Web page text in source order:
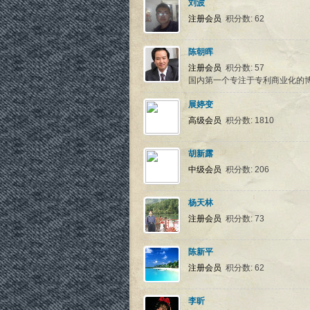
刘波
注册会员 积分数: 62
陈朝晖
注册会员 积分数: 57
国内第一个专注于专利商业化的
展婷变
高级会员 积分数: 1810
胡新露
中级会员 积分数: 206
杨天林
注册会员 积分数: 73
陈新平
注册会员 积分数: 62
李昕